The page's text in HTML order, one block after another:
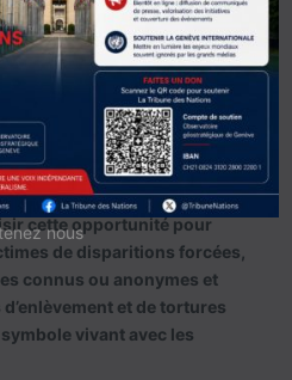
du doigt la fermeture de
« La restriction gravissime
l’espace public devient la
à l’ordre constitutionnel,
démocratiques. »
pressant. « La RADDHO
cette opportunité pour
de disparitions forcées,
connus ou anonymes et
et de tortures
vivant avec les
nous